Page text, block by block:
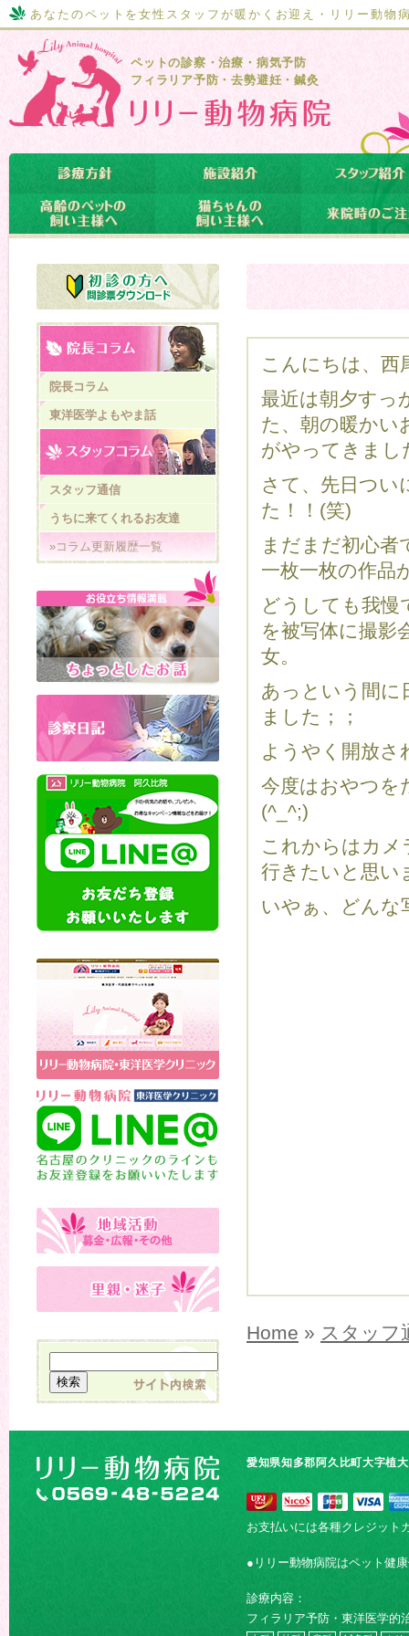
あなたのペットを女性スタッフが暖かくお迎え・リリー動物
ペットの診察・治療・病気予防
フィラリア予防・去勢避妊・鍼灸
こんにちは、西
最近は朝夕すっ
た、朝の暖かい
がやってきま
さて、先日つい
た！！(笑)
まだまだ初心
一枚一枚の作品
どうしても我慢
を被写体に撮
女。
あっという間に
ました；；
ようやく開放さ
今度はおやつを
(^_^;)
これからはカメ
行きたいと思い
いやぁ、どんな
Home » スタッフ
院長コラム
東洋医学よもやま話
スタッフ通信
うちに来てくれるお友達
»コラム更新履歴一覧
愛知県知多郡阿久比町大字植
お支払いには各種クレジット
●リリー動物病院はペット健
診療内容：
フィラリア予防・東洋医学的